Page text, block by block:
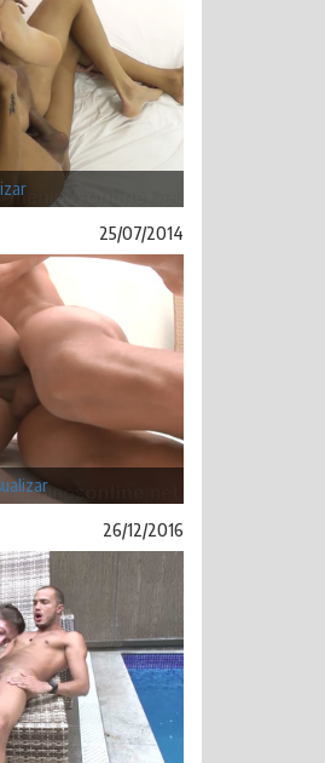
25/07/2014
26/12/2016